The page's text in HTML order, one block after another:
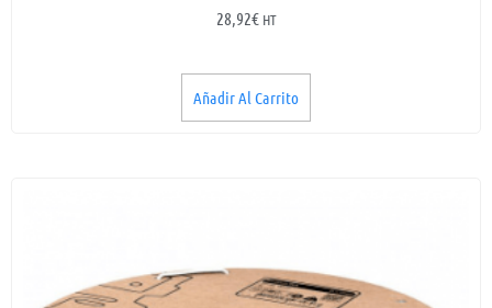
28,92€ HT
Añadir Al Carrito